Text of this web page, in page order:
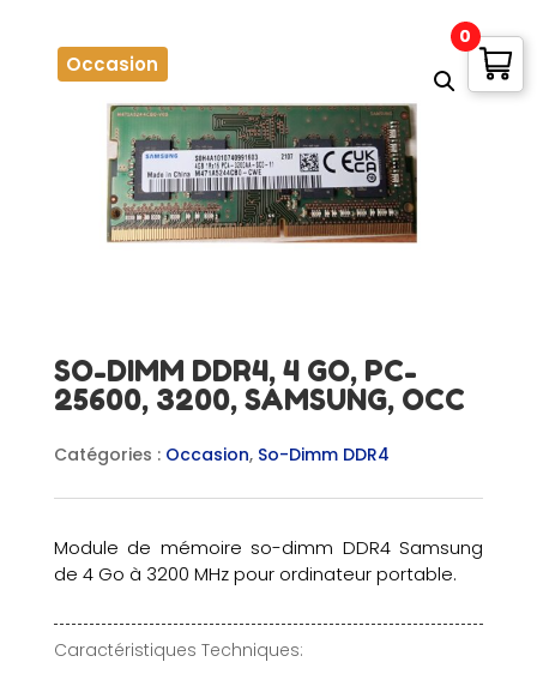
Occasion
SO-DIMM DDR4, 4 GO, PC-
25600, 3200, SAMSUNG, OCC
Catégories : Occasion, So-Dimm DDR4
Module de mémoire so-dimm DDR4 Samsung
de 4 Go à 3200 MHz pour ordinateur portable.
Caractéristiques Techniques:
0